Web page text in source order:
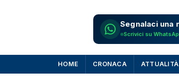
Segnalaci una
Scrivici su
HOME CRONACA ATTUALITÀ